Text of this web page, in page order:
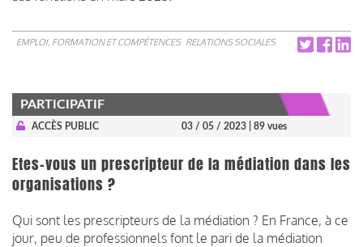
EMPLOI, FORMATION ET COMPÉTENCES RELATIONS SOCIALES
PARTICIPATIF
ACCÈS PUBLIC 03 / 05 / 2023 | 89 vues
Etes-vous un prescripteur de la médiation dans les
organisations ?
Qui sont les prescripteurs de la médiation ? En France, à ce
jour, peu de professionnels font le pari de la médiation